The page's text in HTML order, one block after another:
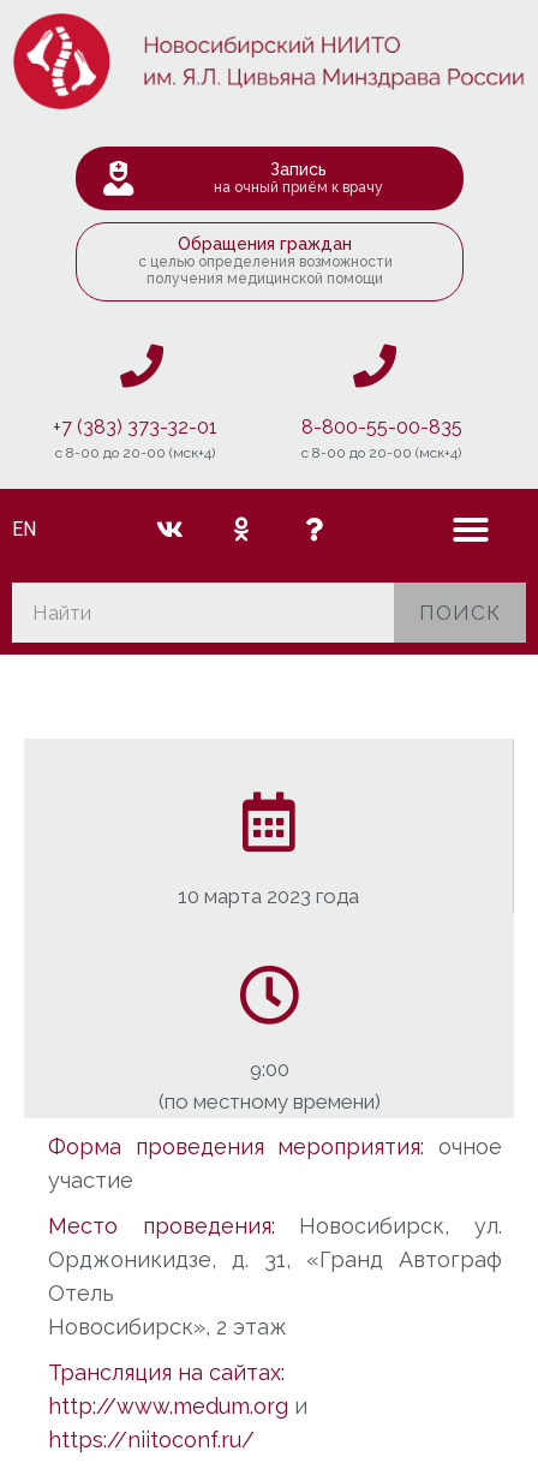
Запись
на очный приём к врачу
Обращения граждан
с целью определения возможности
получения медицинской помощи
+7 (383) 373-32-01
c 8-00 до 20-00 (мск+4)
8-800-55-00-835
c 8-00 до 20-00 (мск+4)
EN
ПОИСК
10 марта 2023 года
9:00
(по местному времени)
Форма проведения мероприятия: очное
участие
Место проведения: Новосибирск, ул.
Орджоникидзе, д. 31, «Гранд Автограф
Отель
Новосибирск», 2 этаж
Трансляция на сайтах:
http://www.medum.org и
https://niitoconf.ru/